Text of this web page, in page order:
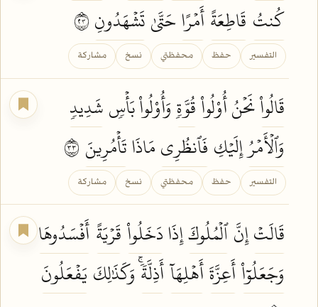
كُنتُ قَاطِعَةًأَمۡرًاحَتَّىٰتَشۡهَدُونِ
التفسير حفظ محفظتي نسخ مشاركة
قَالُواْنَحۡنُ أُوْلُواْقُوَّةٖوَأُوْلُواْ بَأۡسٖشَدِيدٖ
وَٱلۡأَمۡرُإِلَيۡكِ فَٱنظُرِيمَاذَاتَأۡمُرِينَ
التفسير حفظ محفظتي نسخ مشاركة
قَالَتۡإِنَّٱلۡمُلُوكَإِذَادَخَلُواْقَرۡيَةً أَفۡسَدُوهَا
وَجَعَلُوٓاْأَعِزَّةَأَهۡلِهَآأَذِلَّةٗۚوَكَذَٰلِكَ يَفۡعَلُونَ